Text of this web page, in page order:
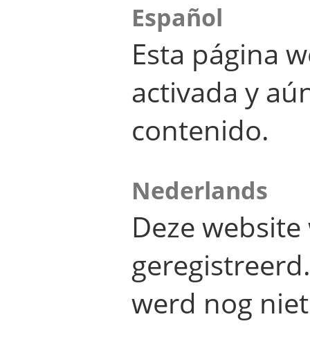
Español
Esta página
activada y
contenido.
Nederlands
Deze
werd nog